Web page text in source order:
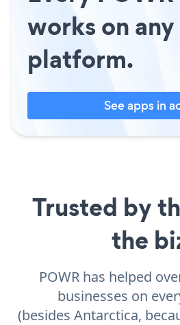
works on any
platform.
See apps in
Trusted by
the
POWR has helped
businesses on
(besides Antarctica,